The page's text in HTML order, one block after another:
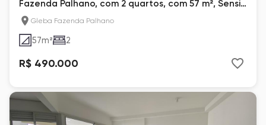
Fazenda Palhano, com 2 quartos, com 57 m², Sensia
Alameda
Gleba Fazenda Palhano
57m² 2
R$ 490.000